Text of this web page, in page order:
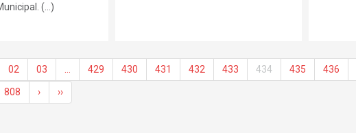
(...)
02 03 429 430 431 432 433 434 435 436
808 › ››